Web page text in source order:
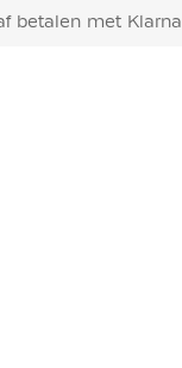
betalen met Klarna